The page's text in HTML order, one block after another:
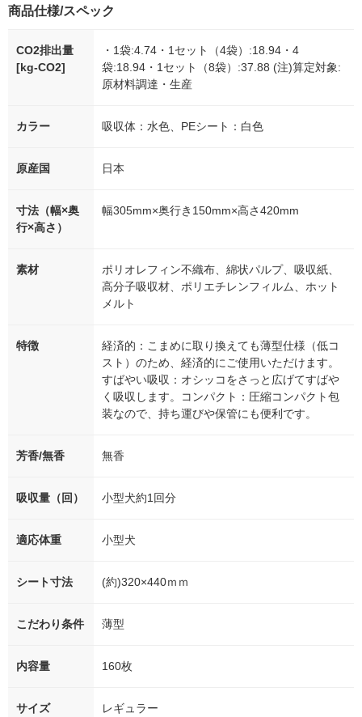
商品仕様/スペック
CO2排出量
[kg-CO2]
・1袋:4.74・1セット（4袋）:18.94・4
袋:18.94・1セット（8袋）:37.88 (注)算定対象:
原材料調達・生産
カラー 吸収体：水色、PEシート：白色
原産国 日本
寸法（幅×奥
行×高さ）
幅305mm×奥行き150mm×高さ420mm
素材
ポリオレフィン不織布、綿状パルプ、吸収紙、
高分子吸収材、ポリエチレンフィルム、ホット
メルト
特徴
経済的：こまめに取り換えても薄型仕様（低コ
スト）のため、経済的にご使用いただけます。
すばやい吸収：オシッコをさっと広げてすばや
く吸収します。コンパクト：圧縮コンパクト包
装なので、持ち運びや保管にも便利です。
芳香/無香 無香
吸収量（回） 小型犬約1回分
適応体重 小型犬
シート寸法 (約)320×440ｍｍ
こだわり条件 薄型
内容量 160枚
サイズ レギュラー